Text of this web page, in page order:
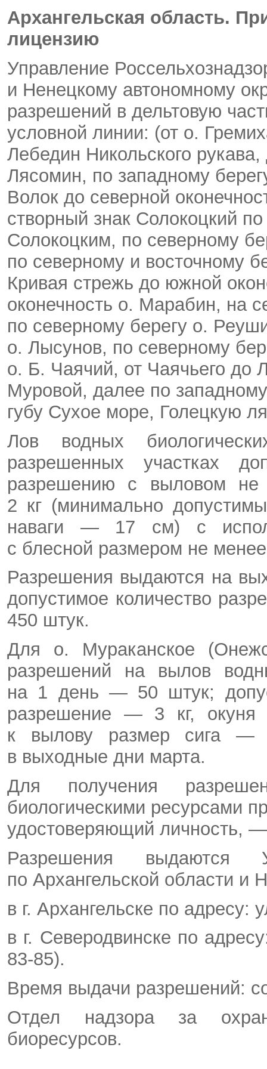
Архангельская область.
лицензию
Управление
и Ненецкому автономному
разрешений в дельтовую
условной линии: (от о.
Лебедин Никольского
Лясомин, по западному
Волок до северной
створный знак Солокоцкий
Солокоцким, по северному
по северному и восточному
Кривая стрежь до южной
оконечность о. Марабин, на
по северному берегу о.
о. Лысунов, по северному
о. Б. Чаячий, от Чаячьего до
Муровой, далее по
губу Сухое море, Голецкую
Лов водных
разрешенных участках
разрешению с выловом
2 кг (минимально
наваги — 17 см) с
с блесной размером не
Разрешения выдаются на
допустимое количество
450 штук.
Для о. Мураканское
разрешений на вылов
на 1 день — 50 штук;
разрешение — 3 кг,
к вылову размер сига —
в выходные дни марта.
Для получения
биологическими ресурсами
удостоверяющий личность, —
Разрешения выдаются
по Архангельской области и
в г. Архангельске по адресу:
в г. Северодвинске по
83-85).
Время выдачи разрешений:
Отдел надзора за
биоресурсов.